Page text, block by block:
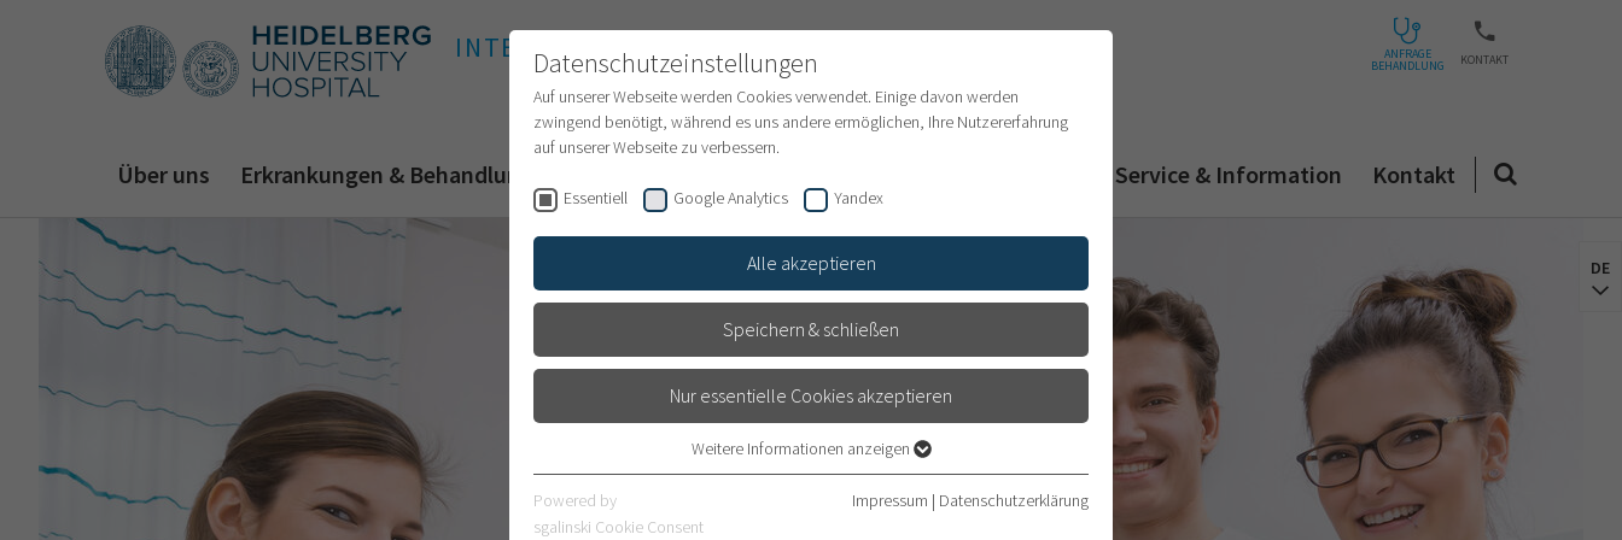
INTERNATIONAL PATIENTS ANFRAGE
BEHANDLUNG KONTAKT
Über uns Erkrankungen & Behandlungen Service & Information Kontakt
DE
Datenschutzeinstellungen
Auf unserer Webseite werden Cookies verwendet. Einige davon werden
zwingend benötigt, während es uns andere ermöglichen, Ihre Nutzererfahrung
auf unserer Webseite zu verbessern.
Essentiell Google Analytics Yandex
Alle akzeptieren
Speichern & schließen
Nur essentielle Cookies akzeptieren
Essentielle Cookies werden für grundlegende Funktionen der Webseite
benötigt. Dadurch ist gewährleistet, dass die Webseite einwandfrei
Weitere Informationen anzeigen
Powered by
sgalinski Cookie Consent
Impressum | Datenschutzerklärung